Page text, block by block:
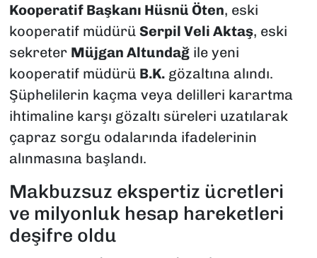
Kooperatif Başkanı Hüsnü Öten, eski
kooperatif müdürü Serpil Veli Aktaş, eski
sekreter Müjgan Altundağile yeni
kooperatif müdürü B.K.gözaltına alındı.
Şüphelilerin kaçma veya delilleri karartma
ihtimaline karşı gözaltı süreleri uzatılarak
çapraz sorgu odalarında ifadelerinin
alınmasına başlandı.
Makbuzsuz ekspertiz ücretleri
ve milyonluk hesap hareketleri
deşifre oldu